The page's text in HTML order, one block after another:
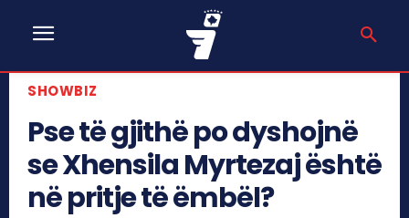
SHOWBIZ
Pse të gjithë po dyshojnë
se Xhensila Myrtezaj është
në pritje të ëmbël?